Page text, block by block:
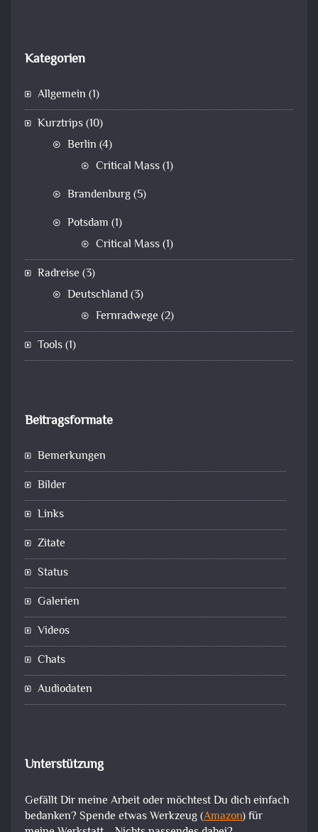
Kategorien
Allgemein (1)
Kurztrips(10)
Berlin (4)
Critical Mass(1)
Brandenburg(5)
Potsdam (1)
Critical Mass(1)
Radreise (3)
Deutschland(3)
Fernradwege (2)
Tools(1)
Beitragsformate
Bemerkungen
Bilder
Links
Zitate
Status
Galerien
Videos
Chats
Audiodaten
Unterstützung
Gefällt Dir meine Arbeit oder möchtest Du dich einfach
bedanken? Spende etwas Werkzeug (Amazon) für